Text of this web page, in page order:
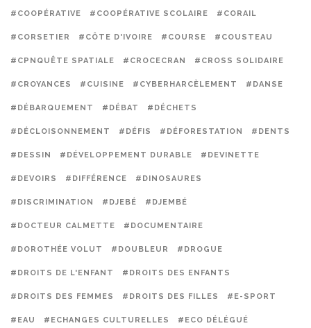
#COOPÉRATIVE #COOPÉRATIVE SCOLAIRE #CORAIL
#CORSETIER #CÔTE D'IVOIRE #COURSE #COUSTEAU
#CPNQUÊTE SPATIALE #CROCECRAN #CROSS SOLIDAIRE
#CROYANCES #CUISINE #CYBERHARCÈLEMENT #DANSE
#DÉBARQUEMENT #DÉBAT #DÉCHETS
#DÉCLOISONNEMENT #DÉFIS #DÉFORESTATION #DENTS
#DESSIN #DÉVELOPPEMENT DURABLE #DEVINETTE
#DEVOIRS #DIFFÉRENCE #DINOSAURES
#DISCRIMINATION #DJEBÉ #DJEMBÉ
#DOCTEUR CALMETTE #DOCUMENTAIRE
#DOROTHÉE VOLUT #DOUBLEUR #DROGUE
#DROITS DE L'ENFANT #DROITS DES ENFANTS
#DROITS DES FEMMES #DROITS DES FILLES #E-SPORT
#EAU #ECHANGES CULTURELLES #ECO DÉLÉGUÉ